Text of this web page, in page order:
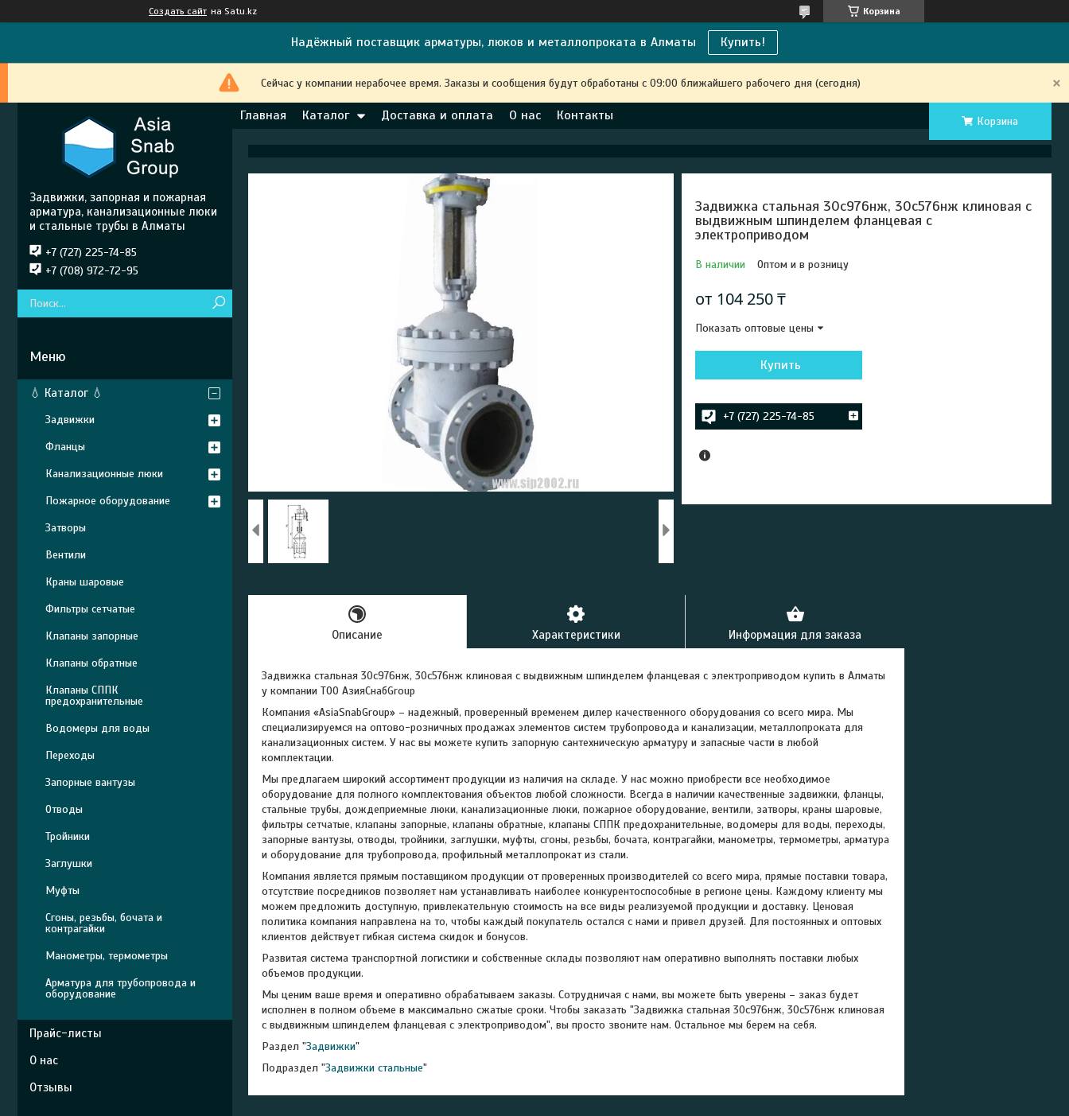
Создать сайт на Satu.kz Корзина
Надёжный поставщик арматуры, люков и металлопроката в Алматы Купить!
Сейчас у компании нерабочее время. Заказы и сообщения будут обработаны с 09:00 ближайшего рабочего дня (сегодня)
Главная Каталог Доставка и оплата О нас Контакты Корзина
Задвижка стальная 30с976нж, 30с576нж клиновая с
выдвижным шпинделем фланцевая с
электроприводом
В наличии Оптом и в розницу
от 104 250 ₸
Показать оптовые цены
Купить
+7 (727) 225-74-85
Описание Характеристики Информация для заказа
Задвижка стальная 30с976нж, 30с576нж клиновая с выдвижным шпинделем фланцевая с электроприводом купить в Алматы
у компании ТОО АзияСнабGroup
Компания «AsiaSnabGroup» – надежный, проверенный временем дилер качественного оборудования со всего мира. Мы
специализируемся на оптово-розничных продажах элементов систем трубопровода и канализации, металлопроката для
канализационных систем. У нас вы можете купить запорную сантехническую арматуру и запасные части в любой
комплектации.
Мы предлагаем широкий ассортимент продукции из наличия на складе. У нас можно приобрести все необходимое
оборудование для полного комплектования объектов любой сложности. Всегда в наличии качественные задвижки, фланцы,
стальные трубы, дождеприемные люки, канализационные люки, пожарное оборудование, вентили, затворы, краны шаровые,
фильтры сетчатые, клапаны запорные, клапаны обратные, клапаны СППК предохранительные, водомеры для воды, переходы,
запорные вантузы, отводы, тройники, заглушки, муфты, сгоны, резьбы, бочата, контрагайки, манометры, термометры, арматура
и оборудование для трубопровода, профильный металлопрокат из стали.
Компания является прямым поставщиком продукции от проверенных производителей со всего мира, прямые поставки товара,
отсутствие посредников позволяет нам устанавливать наиболее конкурентоспособные в регионе цены. Каждому клиенту мы
можем предложить доступную, привлекательную стоимость на все виды реализуемой продукции и доставку. Ценовая
политика компания направлена на то, чтобы каждый покупатель остался с нами и привел друзей. Для постоянных и оптовых
клиентов действует гибкая система скидок и бонусов.
Развитая система транспортной логистики и собственные склады позволяют нам оперативно выполнять поставки любых
объемов продукции.
Мы ценим ваше время и оперативно обрабатываем заказы. Сотрудничая с нами, вы можете быть уверены – заказ будет
исполнен в полном объеме в максимально сжатые сроки. Чтобы заказать "Задвижка стальная 30с976нж, 30с576нж клиновая
с выдвижным шпинделем фланцевая с электроприводом", вы просто звоните нам. Остальное мы берем на себя.
Раздел "Задвижки"
Подраздел "Задвижки стальные"
Задвижки, запорная и пожарная
арматура, канализационные люки
и стальные трубы в Алматы
+7 (727) 225-74-85
+7 (708) 972-72-95
💧 Каталог 💧
Задвижки
Фланцы
Канализационные люки
Пожарное оборудование
Затворы
Вентили
Краны шаровые
Фильтры сетчатые
Клапаны запорные
Клапаны обратные
Клапаны СППК
предохранительные
Водомеры для воды
Переходы
Запорные вантузы
Отводы
Тройники
Заглушки
Муфты
Сгоны, резьбы, бочата и
контрагайки
Манометры, термометры
Арматура для трубопровода и
оборудование
Прайс-листы
О нас
Отзывы